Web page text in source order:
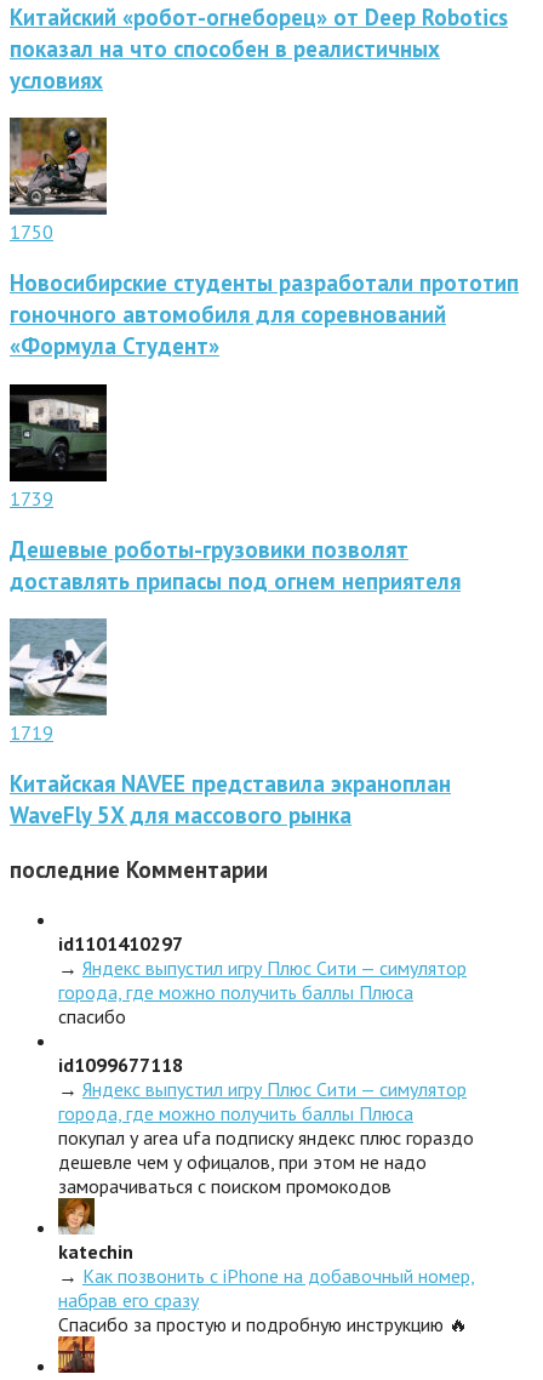
Китайский «робот-огнеборец» от Deep Robotics
показал на что способен в реалистичных
условиях
1750
Новосибирские студенты разработали прототип
гоночного автомобиля для соревнований
«Формула Студент»
1739
Дешевые роботы-грузовики позволят
доставлять припасы под огнем неприятеля
1719
Китайская NAVEE представила экраноплан
WaveFly 5X для массового рынка
последние Комментарии
id1101410297
→ Яндекс выпустил игру Плюс Сити — симулятор
города, где можно получить баллы Плюса
спасибо
id1099677118
→ Яндекс выпустил игру Плюс Сити — симулятор
города, где можно получить баллы Плюса
покупал у area ufa подписку яндекс плюс гораздо
дешевле чем у офицалов, при этом не надо
заморачиваться с поиском промокодов
katechin
→ Как позвонить с iPhone на добавочный номер,
набрав его сразу
Спасибо за простую и подробную инструкцию 🔥